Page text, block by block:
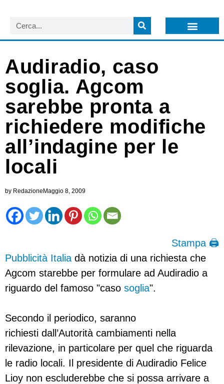
Audiradio, caso
soglia. Agcom
sarebbe pronta a
richiedere modifiche
all’indagine per le
locali
by Redazione Maggio 8, 2009
Stampa 🖨
Pubblicità Italia dà notizia di una richiesta che
Agcom starebbe per formulare ad Audiradio a
riguardo del famoso "caso soglia".
Secondo il periodico, saranno
richiesti dall’Autorità cambiamenti nella
rilevazione, in particolare per quel che riguarda
le radio locali. Il presidente di Audiradio Felice
Lioy non escluderebbe che si possa arrivare a